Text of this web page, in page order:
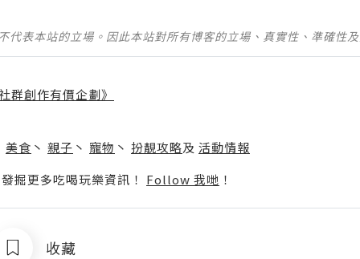
代表本站的立場。因此本站對所有博客的立場、真實性、準確性
群創作有價企劃》
美食 丶 親子 丶 寵物 丶 扮靚攻略及 活動情報
掘更多吃喝玩樂資訊！ Follow 我哋 ！
收藏